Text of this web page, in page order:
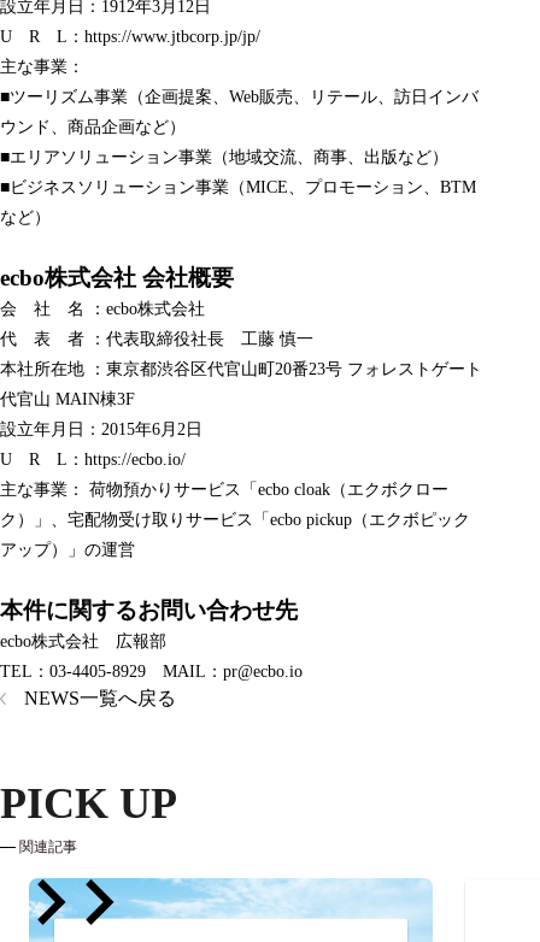
設立年月日：1912年3月12日
U R L： https://www.jtbcorp.jp/jp/
主な事業：
■ツーリズム事業（企画提案、Web販売、リテール、訪日インバ
ウンド、商品企画など）
■エリアソリューション事業（地域交流、商事、出版など）
■ビジネスソリューション事業（MICE、プロモーション、BTM
など）
ecbo株式会社 会社概要
会 社 名 ：ecbo株式会社
代 表 者 ：代表取締役社長 工藤 慎一
本社所在地 ：東京都渋谷区代官山町20番23号 フォレストゲート
代官山 MAIN棟3F
設立年月日：2015年6月2日
U R L： https://ecbo.io/
主な事業： 荷物預かりサービス「ecbo cloak（エクボクロー
ク）」、宅配物受け取りサービス「ecbo pickup（エクボピック
アップ）」の運営
本件に関するお問い合わせ先
ecbo株式会社 広報部
TEL：03-4405-8929 MAIL：pr@ecbo.io
NEWS一覧へ戻る
PICK UP
関連記事